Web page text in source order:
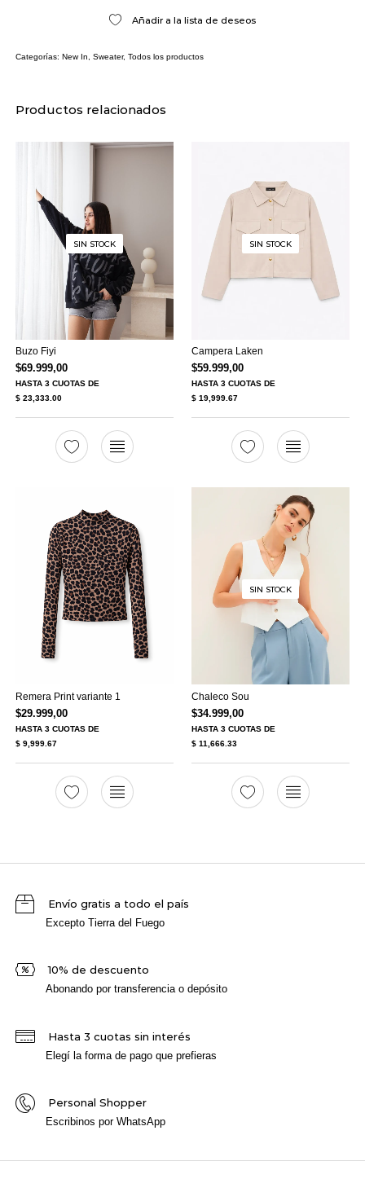
Añadir a la lista de deseos
Categorías: New In Sweater, Todos los productos
Productos relacionados
SIN STOCK
Buzo Fiyi
$69.999,00
HASTA 3 CUOTASDE
$ 23,333.00
SIN STOCK
Campera Laken
$59.999,00
HASTA3 CUOTAS DE
$ 19,999.67
Remera Print variante 1
$29.999,00
HASTA 3 CUOTASDE
$ 9,999.67
SIN STOCK
Chaleco Sou
$34.999,00
HASTA3 CUOTAS DE
$ 11,666.33
Envío gratis a todo el país
Excepto Tierra del Fuego
10% de descuento
Abonando por transferencia o depósito
Hasta 3 cuotas sin interés
Elegí la forma de pago que prefieras
Personal Shopper
Escribinos por WhatsApp